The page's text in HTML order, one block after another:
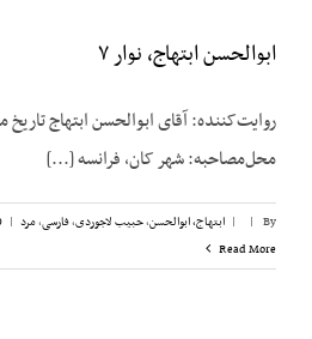
ابوالحسن ابتهاج، نوار ۷
محل‌مصاحبه: شهر کان، فرانسه [...]
By
|
| ابتهاج، ابوالحسن,حبیب لاجوردی,فارسی,مرد |
Read More